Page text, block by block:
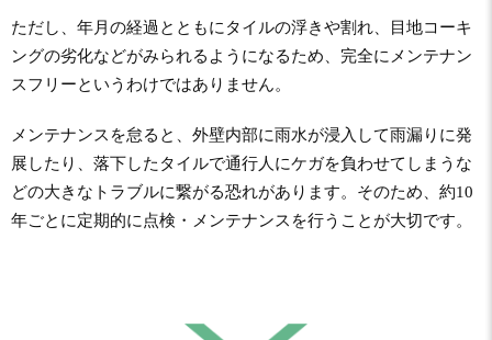
ただし、年月の経過とともにタイルの浮きや割れ、目地コーキ
ングの劣化などがみられるようになるため、完全にメンテナン
スフリーというわけではありません。
メンテナンスを怠ると、外壁内部に雨水が浸入して雨漏りに発
展したり、落下したタイルで通行人にケガを負わせてしまうな
どの大きなトラブルに繋がる恐れがあります。そのため、約10
年ごとに定期的に点検・メンテナンスを行うことが大切です。